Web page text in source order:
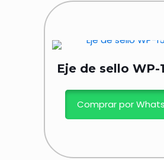
Eje de sello WP-
Comprar por